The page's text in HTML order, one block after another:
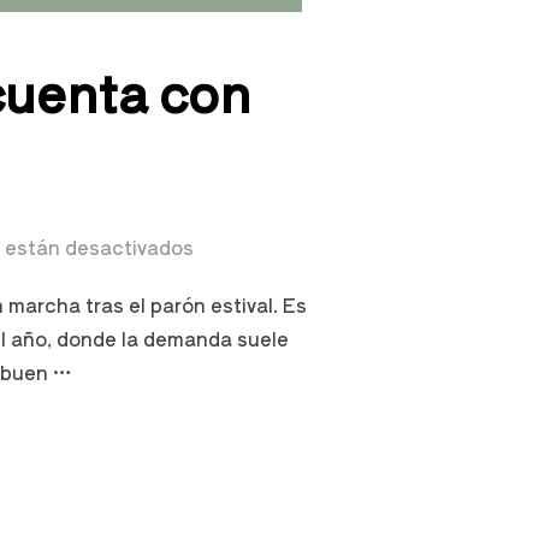
con
desactivados
tras el parón estival. Es
donde la demanda suele
…